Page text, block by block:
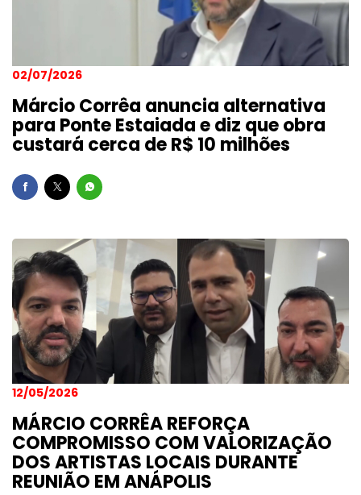
02/07/2026
Márcio Corrêa anuncia alternativa
para Ponte Estaiada e diz que obra
custará cerca de R$ 10 milhões
12/05/2026
MÁRCIO CORRÊA REFORÇA
COMPROMISSO COM VALORIZAÇÃO
DOS ARTISTAS LOCAIS DURANTE
REUNIÃO EM ANÁPOLIS